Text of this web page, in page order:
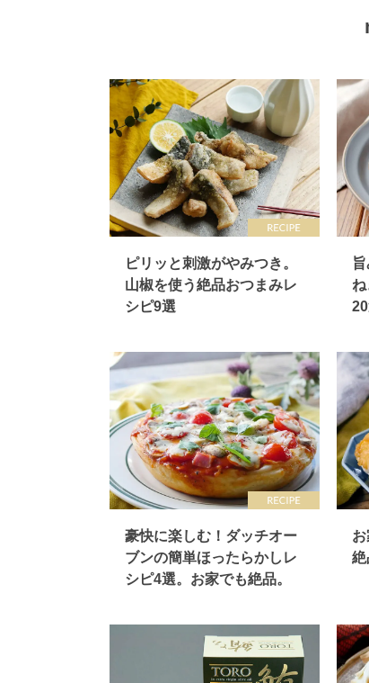
ピリッと刺激がやみつき。
山椒を使う絶品おつまみレ
シピ9選
豪快に楽しむ！ダッチオー
ブンの簡単ほったらかしレ
シピ4選。お家でも絶品。
絶